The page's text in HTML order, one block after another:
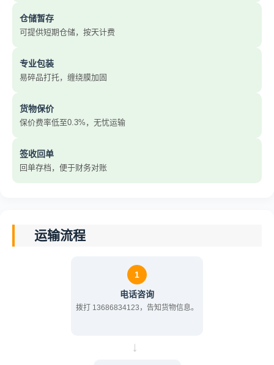
仓储暂存
可提供短期仓储，按天计费
专业包装
易碎品打托，缠绕膜加固
货物保价
保价费率低至0.3%，无忧运输
签收回单
回单存档，便于财务对账
运输流程
1
电话咨询
拨打 13686834123，告知货物信息。
→